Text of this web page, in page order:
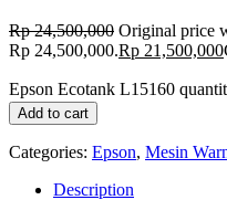
Rp24,500,000 Original price
Rp 24,500,000.Rp 21,500,000
Epson Ecotank L15160
Add to cart
Categories: Epson, Mesin
Description